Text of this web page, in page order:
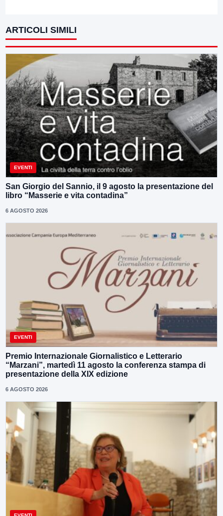
ARTICOLI SIMILI
EVENTI
San Giorgio del Sannio, il 9 agosto la presentazione del
libro “Masserie e vita contadina”
6 AGOSTO 2026
EVENTI
Premio Internazionale Giornalistico e Letterario
“Marzani”, martedì 11 agosto la conferenza stampa di
presentazione della XIX edizione
6 AGOSTO 2026